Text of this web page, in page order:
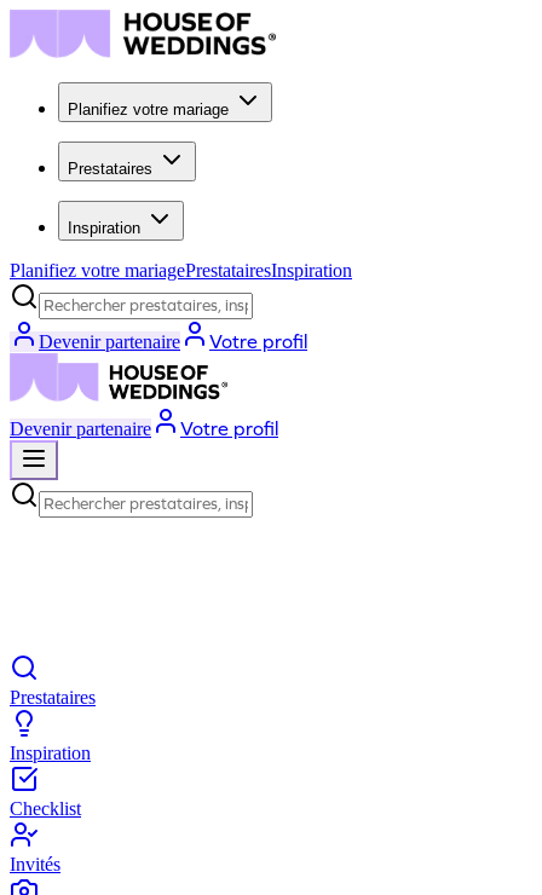
Planifiez votre mariage
Prestataires
Inspiration
Planifiez votre mariagePrestatairesInspiration
Rechercher prestataires, inspiration...
Devenir partenaire Votre profil
Devenir partenaire Votre profil
Rechercher prestataires, inspiration...
Prestataires
Inspiration
Checklist
Invités